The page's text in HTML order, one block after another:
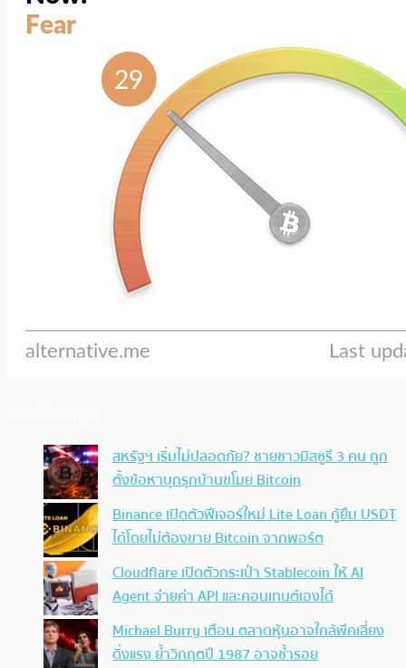
สหรัฐฯ เริ่มไม่ปลอดภัย? ชายชาวมิสซูรี 3 คน ถูก
ตั้งข้อหาบุกรุกบ้านขโมย Bitcoin
Binance เปิดตัวฟีเจอร์ใหม่ Lite Loan กู้ยืม USDT
ได้โดยไม่ต้องขาย Bitcoin จากพอร์ต
Cloudflare เปิดตัวกระเป๋า Stablecoin ให้ AI
Agent จ่ายค่า API และคอนเทนต์เองได้
Michael Burry เตือน ตลาดหุ้นอาจใกล้พีคเสี่ยง
ดิ่งแรง ย้ำวิกฤตปี 1987 อาจซ้ำรอย